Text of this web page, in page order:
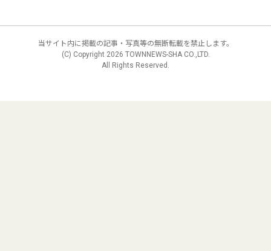
当サイト内に掲載の記事・写真等の無断転載を禁止します。
(C) Copyright 2026 TOWNNEWS-SHA CO.,LTD.
All Rights Reserved.